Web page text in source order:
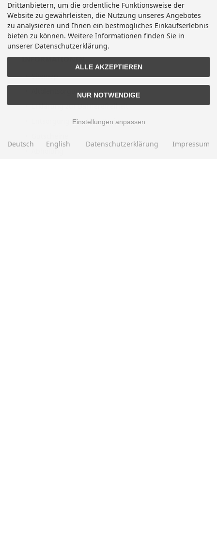
Vertrag widerrufen
Cookie Einstellungen
INFORMATIONEN
Sitemap
Altölentsorgung
Erklärung zur Barrierefreiheit
Entsorgung von Altbatterien
Abholung
Drittanbietern, um die ordentliche Funktionsweise der
Website zu gewährleisten, die Nutzung unseres Angebotes
zu analysieren und Ihnen ein bestmögliches Einkaufserlebnis
bieten zu können. Weitere Informationen finden Sie in
unserer Datenschutzerklärung.
ALLE AKZEPTIEREN
NUR NOTWENDIGE
Einstellungen anpassen
Deutsch English Datenschutzerklärung Impressum